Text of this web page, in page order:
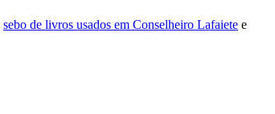
sebo de livros usados em Conselheiro Lafaiete e